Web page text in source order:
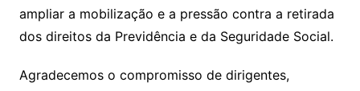
ampliar a mobilização e a pressão contra a retirada
dos direitos da Previdência e da Seguridade Social.
Agradecemos o compromisso de dirigentes,